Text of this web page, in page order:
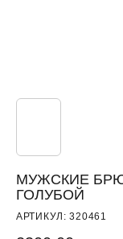
МУЖСКИЕ
ГОЛУБОЙ
АРТИКУЛ:320461